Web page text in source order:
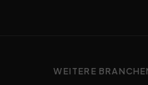
WEITERE